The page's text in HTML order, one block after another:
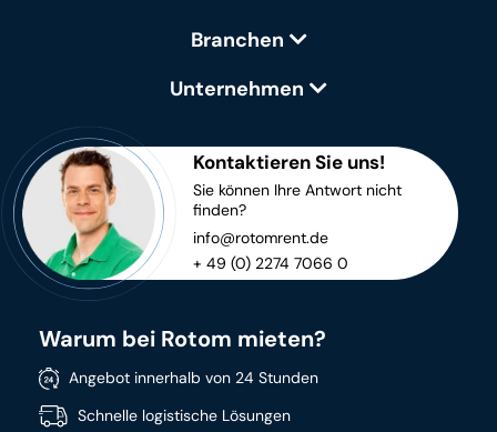
Branchen
Unternehmen
Kontaktieren Sie uns!
Sie können Ihre Antwort nicht
finden?
info@rotomrent.de
+ 49 (0) 2274 7066 0
Warum bei Rotom mieten?
Angebot innerhalb von 24 Stunden
Schnelle logistische Lösungen